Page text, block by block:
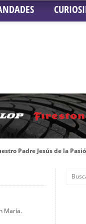
Padre Jesús de la
– Hermandad del Silencio
de Nuestra Señora de
María.